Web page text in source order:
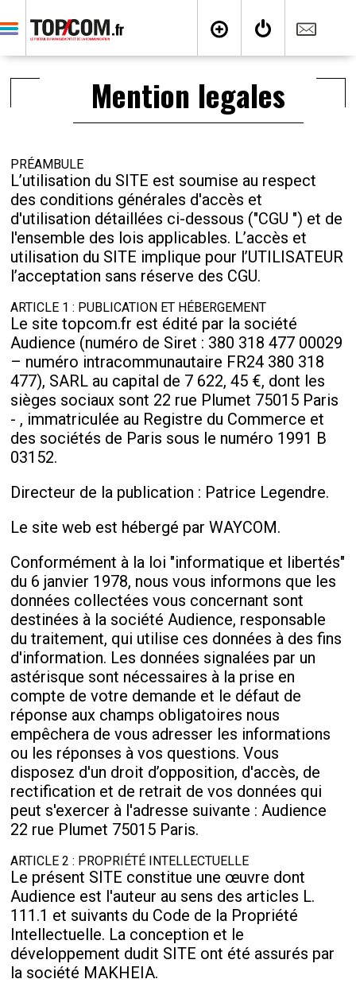
Mention legales
PRÉAMBULE
L’utilisation du SITE est soumise au respect
des conditions générales d'accès et
d'utilisation détaillées ci-dessous ("CGU ") et de
l'ensemble des lois applicables. L’accès et
utilisation du SITE implique pour l’UTILISATEUR
l’acceptation sans réserve des CGU.
ARTICLE 1 : PUBLICATION ET HÉBERGEMENT
Le site topcom.fr est édité par la société
Audience (numéro de Siret : 380 318 477 00029
– numéro intracommunautaire FR24 380 318
477), SARL au capital de 7 622, 45 €, dont les
sièges sociaux sont 22 rue Plumet 75015 Paris
- , immatriculée au Registre du Commerce et
des sociétés de Paris sous le numéro 1991 B
03152.
Directeur de la publication : Patrice Legendre.
Le site web est hébergé par WAYCOM.
Conformément à la loi "informatique et libertés"
du 6 janvier 1978, nous vous informons que les
données collectées vous concernant sont
destinées à la société Audience, responsable
du traitement, qui utilise ces données à des fins
d'information. Les données signalées par un
astérisque sont nécessaires à la prise en
compte de votre demande et le défaut de
réponse aux champs obligatoires nous
empêchera de vous adresser les informations
ou les réponses à vos questions. Vous
disposez d'un droit d’opposition, d'accès, de
rectification et de retrait de vos données qui
peut s'exercer à l'adresse suivante : Audience
22 rue Plumet 75015 Paris.
ARTICLE 2 : PROPRIÉTÉ INTELLECTUELLE
Le présent SITE constitue une œuvre dont
Audience est l'auteur au sens des articles L.
111.1 et suivants du Code de la Propriété
Intellectuelle. La conception et le
développement dudit SITE ont été assurés par
la société MAKHEIA.